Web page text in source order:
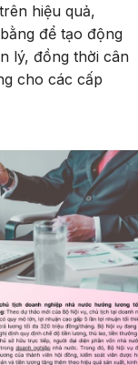
hiệu quả,
để tạo động
lý, đồng thời cân
cho các cấp